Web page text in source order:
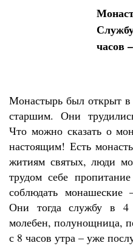
часов
Монастырь был открыт
старшим. Они
Что можно сказать о
настоящим! Есть
житиям святых, люди
трудом себе
соблюдать монашеские
Они тогда службу в 4
молебен, полунощница,
с 8 часов утра – уже